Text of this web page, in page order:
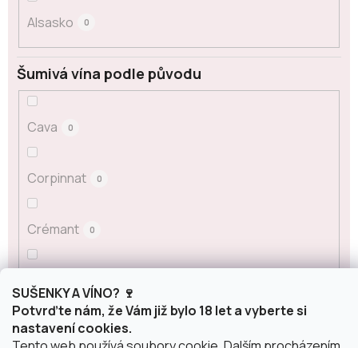
SUŠENKY A VÍNO? 🍷
Potvrďte nám, že Vám již bylo 18 let a vyberte si
nastavení cookies.
Alsasko 0
Šumivá vína podle původu
Cava 0
Corpinnat 0
Crémant 0
Champagne 0